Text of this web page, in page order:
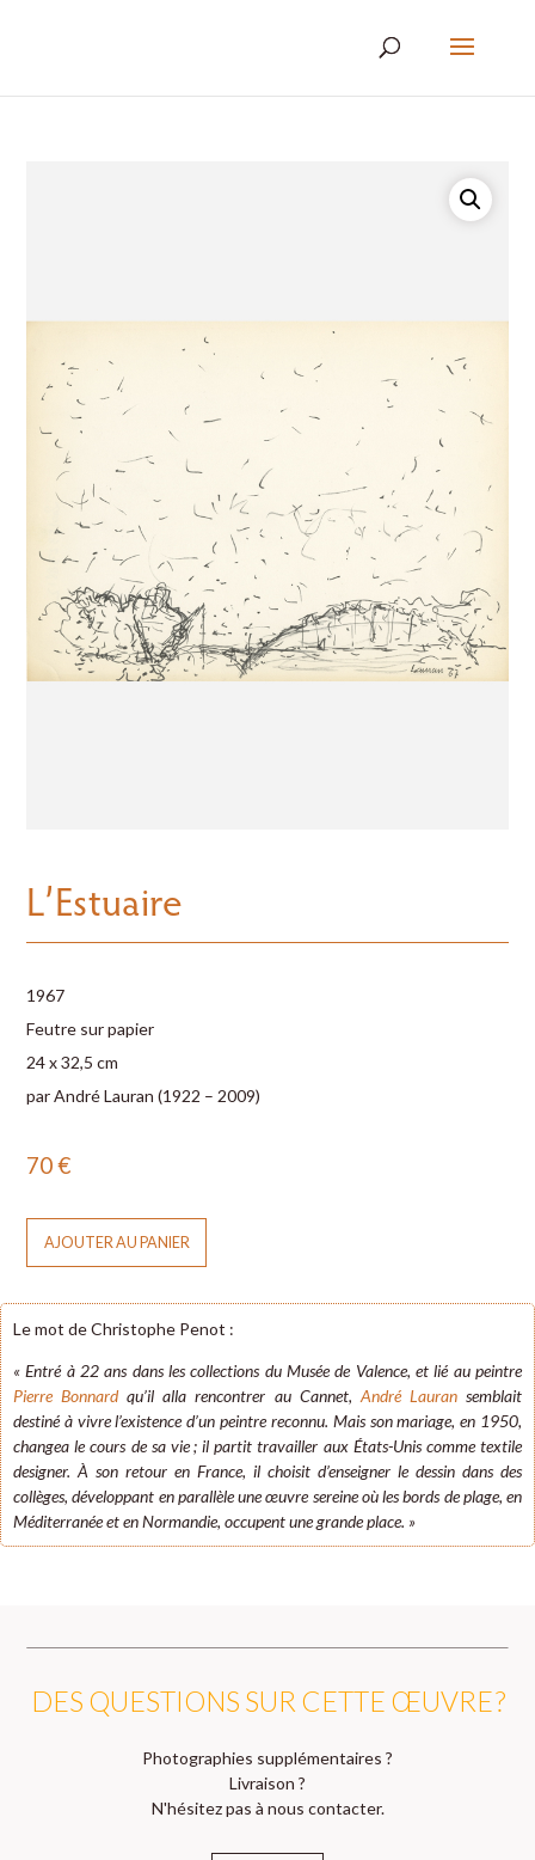
L’Estuaire
1967
Feutre sur papier
24 x 32,5 cm
par André Lauran (1922 – 2009)
70€
AJOUTER AU PANIER
Le mot de Christophe Penot :
« Entré à 22 ans dans les collections du Musée de Valence, et lié au peintre
Pierre Bonnardqu’il alla rencontrer au Cannet, André Lauransemblait
destiné à vivre l’existence d’un peintre reconnu. Mais son mariage, en 1950,
changea le cours de sa vie ; il partit travailler aux États-Unis comme textile
designer. À son retour en France, il choisit d’enseigner le dessin dans des
collèges, développant en parallèle une œuvre sereine où les bords de plage, en
Méditerranée et en Normandie, occupent une grande place. »
DES QUESTIONS SUR CETTE ŒUVRE ?
Photographies supplémentaires ?
Livraison ?
N'hésitez pas à nous contacter.